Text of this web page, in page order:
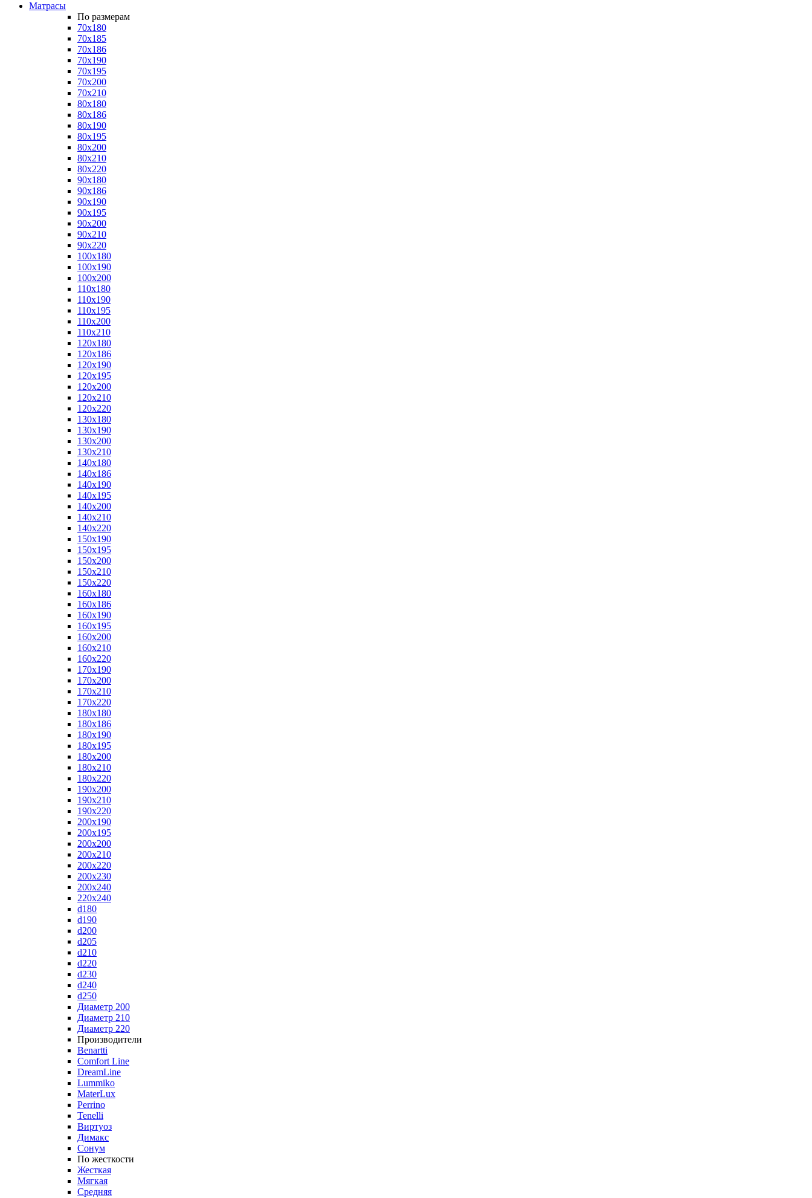
Матрасы
По размерам
70x180
70x185
70x186
70x190
70x195
70x200
70x210
80x180
80x186
80x190
80x195
80x200
80x210
80x220
90x180
90x186
90x190
90x195
90x200
90x210
90x220
100x180
100x190
100x200
110x180
110x190
110x195
110x200
110x210
120x180
120x186
120x190
120x195
120x200
120x210
120x220
130x180
130x190
130x200
130x210
140x180
140x186
140x190
140x195
140x200
140x210
140x220
150x190
150x195
150x200
150x210
150x220
160x180
160x186
160x190
160x195
160x200
160x210
160x220
170x190
170x200
170x210
170x220
180x180
180x186
180x190
180x195
180x200
180x210
180x220
190x200
190x210
190x220
200x190
200x195
200x200
200x210
200x220
200x230
200x240
220x240
d180
d190
d200
d205
d210
d220
d230
d240
d250
Диаметр 200
Диаметр 210
Диаметр 220
Производители
Benartti
Comfort Line
DreamLine
Lummiko
MaterLux
Perrino
Tenelli
Виртуоз
Димакс
Сонум
По жесткости
Жесткая
Мягкая
Средняя